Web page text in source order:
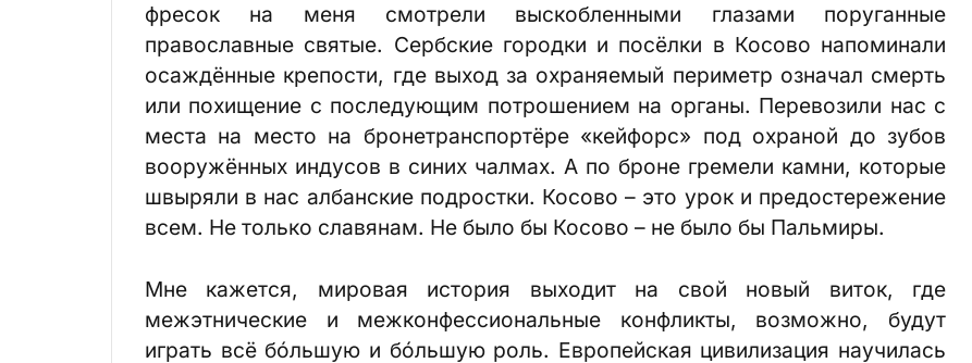
фресок на меня смотрели выскобленными глазами поруганные
православные святые. Сербские городки и посёлки в Косово напоминали
осаждённые крепости, где выход за охраняемый периметр означал смерть
или похищение с последующим потрошением на органы. Перевозили нас с
места на место на бронетранспортёре «кейфорс» под охраной до зубов
вооружённых индусов в синих чалмах. А по броне гремели камни, которые
швыряли в нас албанские подростки. Косово – это урок и предостережение
всем. Не только славянам. Не было бы Косово – не было бы Пальмиры.
Мне кажется, мировая история выходит на свой новый виток, где
межэтнические и межконфессиональные конфликты, возможно, будут
играть всё бóльшую и бóльшую роль. Европейская цивилизация на­училась